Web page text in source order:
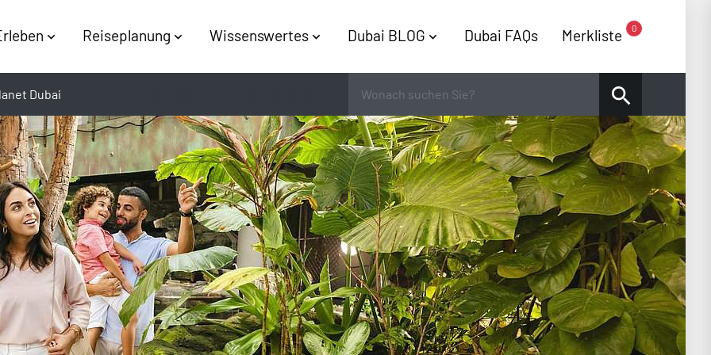
Reiseplanung Wissenswertes Dubai BLOG Dubai FAQs Merkliste 0
Dubai 